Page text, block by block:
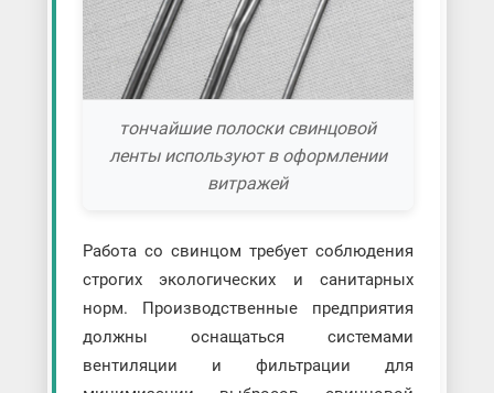
тончайшие полоски свинцовой
ленты используют в оформлении
витражей
Работа со свинцом требует соблюдения
строгих экологических и санитарных
норм. Производственные предприятия
должны оснащаться системами
вентиляции и фильтрации для